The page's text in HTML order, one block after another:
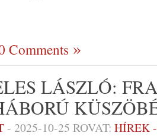
Comments
LÁSZLÓ:
- 2025-10-25 ROVAT: HÍREK